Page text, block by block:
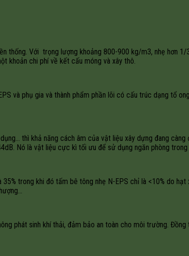
thống. Với trọng lượng khoảng 800-900 kg/m3, nhẹ hơn
khoản chi phí về kết cấu móng và xây thô.
và phụ gia và thành phẩm phần lõi có cấu trúc dạng tổ
thì khả năng cách âm của vật liệu xây dựng đang
Nó là vật liệu cực kì tối ưu để sử dụng ngăn phòng
trong khi đó tấm bê tông nhẹ N-EPS chỉ là <10% do
phát sinh khí thải, đảm bảo an toàn cho môi trường.